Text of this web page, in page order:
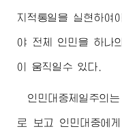
지적통일을 실현하여
야 전체 인민을 하나
이 움직일수 있다.
인민대중제일주의
로 보고 인민대중에